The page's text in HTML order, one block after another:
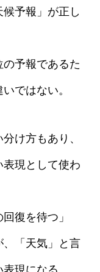
予報」が正し
予報であるた
ではない。
け方もあり、
現として使わ
復を待つ」
、「天気」と言
現になる。